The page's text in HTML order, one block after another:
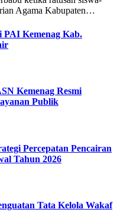
Agama Kabupaten…
PAI Kemenag Kab.
Kemenag Resmi
Publik
Percepatan Pencairan
Tahun 2026
Tata Kelola Wakaf